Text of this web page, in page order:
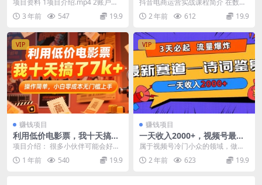
项目资料 1项目介绍.mp4 2账户注
册.mp4 3如何起号以及卡搜索黑科
技.m...
3 年前 547 19.9
全方位攻略
抖音电商运营实战课程简介 在数字
营销日新月异的今天，抖音已成为
电商创业者不可忽视...
2 年前 612 19.9
VIP
赚钱项目
利用低价电影票，我十天搞了
7k+，操作简单，小白零成本
项目介绍： 很多小伙伴可能会好
奇，电影票这个项目能有多挣钱呢?
如果有热门电影上映...
1 年前 540 19.9
VIP
赚钱项目
一天收入2000+，视频号最新
赛道—诗词鉴赏，3天必起，
流量爆炸，新人也能轻松上手
属于视频号冷门小众的领域，做的
人很少，最近刚测试3天必起号，流
量爆炸，并且100...
2 年前 623 19.9